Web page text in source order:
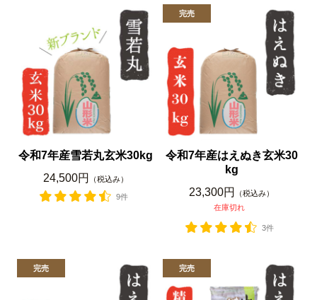
令和7年産雪若丸玄米30kg
24,500円
（税込み）
9件
令和7年産はえぬき玄米30
kg
23,300円
（税込み）
在庫切れ
3件